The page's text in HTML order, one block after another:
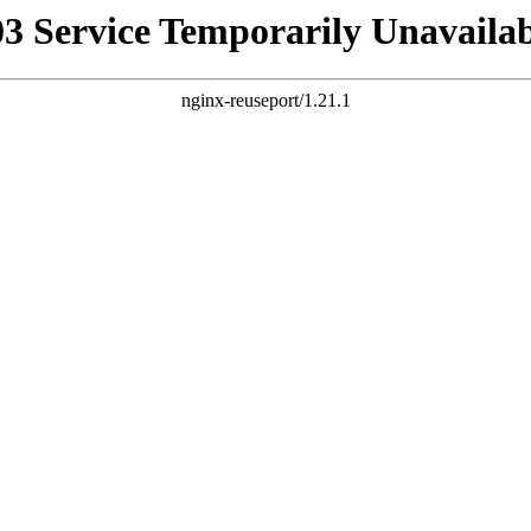
Service Temporarily
nginx-reuseport/1.21.1